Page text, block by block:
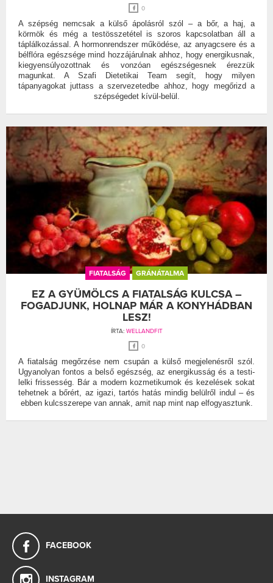
0
A szépség nemcsak a külső ápolásról szól – a bőr, a haj, a
körmök és még a testösszetétel is szoros kapcsolatban áll a
táplálkozással. A hormonrendszer működése, az anyagcsere és a
bélflóra egészsége mind hozzájárulnak ahhoz, hogy energikusnak,
kiegyensúlyozottnak és vonzóan egészségesnek érezzük
magunkat. A Szafi Dietetikai Team segít, hogy milyen
tápanyagokat juttass a szervezetedbe ahhoz, hogy megőrizd a
szépségedet kívül-belül.
FIATALSÁG GRÁNÁTALMA
EZ A GYÜMÖLCS A FIATALSÁG KULCSA –
FOGADJUNK, HOLNAP MÁR A KONYHÁDBAN
LESZ!
ÍRTA: WELLANDFIT
0
A fiatalság megőrzése nem csupán a külső megjelenésről szól.
Ugyanolyan fontos a belső egészség, az energikusság és a testi-
lelki frissesség. Bár a modern kozmetikumok és kezelések sokat
tehetnek a bőrért, az igazi, tartós hatás mindig belülről indul – és
ebben kulcsszerepe van annak, amit nap mint nap elfogyasztunk.
FACEBOOK
INSTAGRAM